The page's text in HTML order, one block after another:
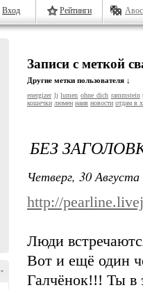
Вход Рейтинги
-
Записи с меткой
Другие метки пользователя ↓
energizer lj lumen ohne dich rammstein
кошечки люмен наив новости отдам в
БЕЗ
Четверг, 30
http://
Люди
Вот и ещё один
Галчёнок!!! Ты в